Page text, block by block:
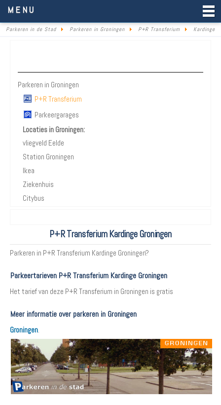
MENU
Parkeren in de Stad Parkeren in Groningen P+R Transferium Kardinge
Parkeren in Groningen
P+R Transferium
Parkeergarages
Locaties in Groningen:
vliegveld Eelde
Station Groningen
Ikea
Ziekenhuis
Citybus
P+R Transferium Kardinge Groningen
Parkeren in P+R Transferium Kardinge Groningen?
Parkeertarieven P+R Transferium Kardinge Groningen
Het tarief van deze P+R Transferium in Groningen is gratis
Meer informatie over parkeren in Groningen
Groningen.